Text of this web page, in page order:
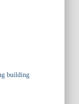
building